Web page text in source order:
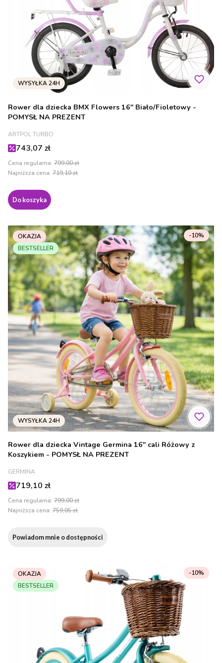
Rower dla dziecka BMX Flowers 16" Biało/Fioletowy -
POMYSŁ NA PREZENT
PRODUCENT
ARTPOL TURBO
Cena promocyjna
743,07 zł
Cena regularna: 799,00 zł
Najniższa cena: 719,10 zł
Do koszyka
OKAZJA
BESTSELLER
Rower dla dziecka Vintage Germina 16" cali Różowy z
Koszykiem - POMYSŁ NA PREZENT
PRODUCENT
GERMINA
Cena promocyjna
719,10 zł
Cena regularna: 799,00 zł
-10%
Najniższa cena: 759,05 zł
Powiadom mnie o dostępności
OKAZJA
BESTSELLER
-10%